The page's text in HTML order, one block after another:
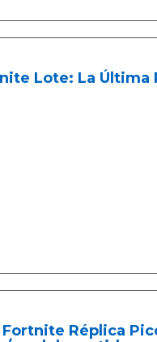
Lote: La Última
Réplica